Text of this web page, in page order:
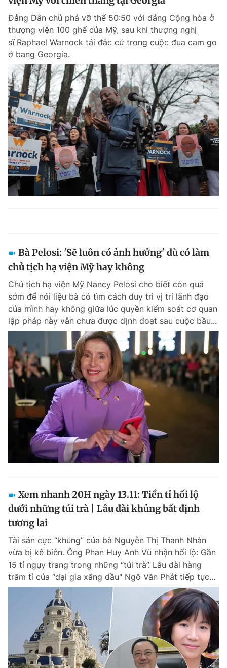
Đảng Dân chủ phá vỡ thế 50:50 với đảng Cộng hòa ở
thượng viện 100 ghế của Mỹ, sau khi thượng nghị
sĩ Raphael Warnock tái đắc cử trong cuộc đua cam go
ở bang Georgia.
Bà Pelosi: 'Sẽ luôn có ảnh hưởng' dù có làm
chủ tịch hạ viện Mỹ hay không
Chủ tịch hạ viện Mỹ Nancy Pelosi cho biết còn quá
sớm để nói liệu bà có tìm cách duy trì vị trí lãnh đạo
của mình hay không giữa lúc quyền kiểm soát cơ quan
lập pháp này vẫn chưa được định đoạt sau cuộc bầu...
Xem nhanh 20H ngày 13.11: Tiền tỉ hối lộ
dưới những túi trà | Lâu đài khủng bất định
tương lai
Tài sản cực “khủng” của bà Nguyễn Thị Thanh Nhàn
vừa bị kê biên. Ông Phan Huy Anh Vũ nhận hối lộ: Gần
15 tỉ ngụy trang trong những “túi trà”. Lâu đài hàng
trăm tỉ của “đại gia xăng dầu" Ngô Văn Phát tiếp tục...